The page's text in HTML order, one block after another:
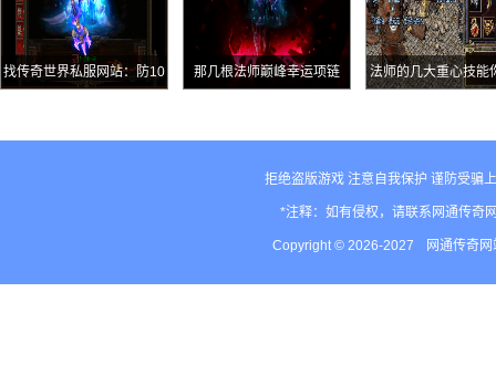
找传奇世界私服网站：防10
高防御真牛
那几根法师巅峰幸运项链 法师的几大重心技能
拒绝盗版游戏 注意自我保护 谨防受骗
*注释：如有侵权，请联系网通传奇
Copyright © 2026-2027 网通传奇